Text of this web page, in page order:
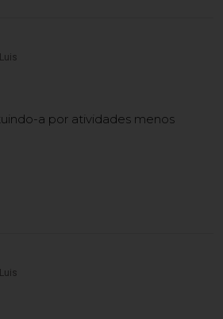
a por atividades menos